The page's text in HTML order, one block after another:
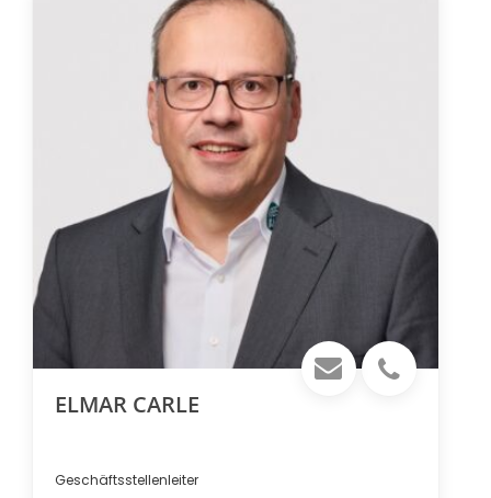
ELMAR CARLE
Geschäftsstellenleiter